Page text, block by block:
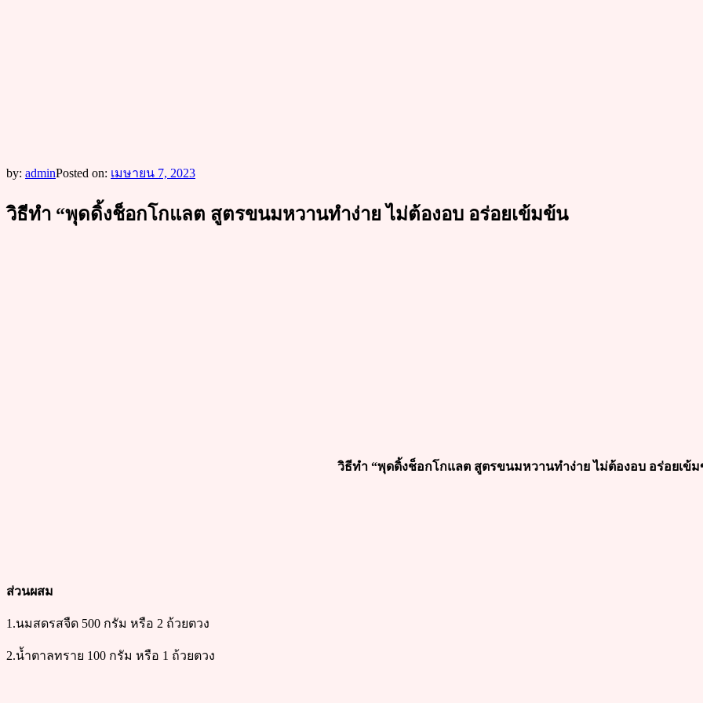
by: adminPosted on: เมษายน 7, 2023
วิธีทำ “พุดดิ้งช็อกโกแลต สูตรขนมหวานทำง่าย ไม่ต้องอบ อร่อยเข้มข้น
วิธีทำ “พุดดิ้งช็อกโกแลต สูตรขนมหวานทำง่าย ไม่ต้องอบ อร่อยเข้
ส่วนผสม
1.นมสดรสจืด 500 กรัม หรือ 2 ถ้วยตวง
2.น้ำตาลทราย 100 กรัม หรือ 1 ถ้วยตวง